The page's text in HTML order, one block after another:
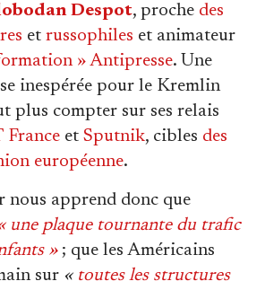
Despot, proche des
et russophiles et animateur
» Antipresse. Une
inespérée pour le Kremlin
plus compter sur ses relais
France et Sputnik, cibles des
européenne.
nous apprend donc que
une plaque tournante du trafic
»; que les Américains
sur « toutes les structures